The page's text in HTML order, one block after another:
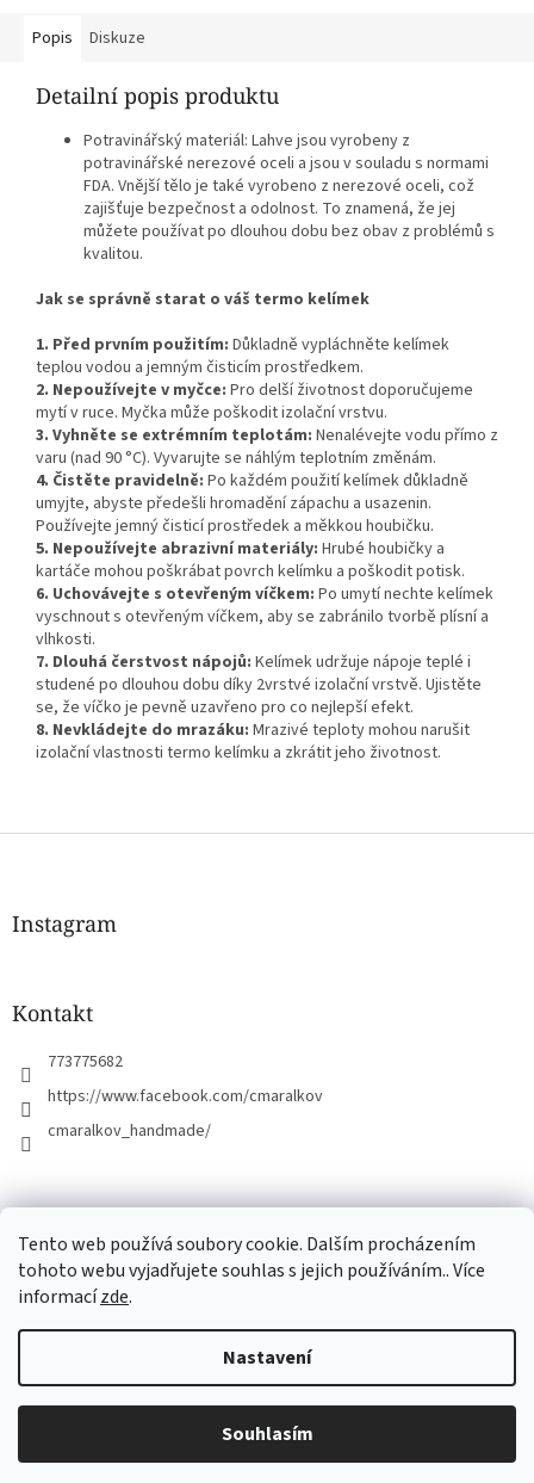
Tento web používá soubory cookie. Dalším procházením
tohoto webu vyjadřujete souhlas s jejich používáním.. Více
informacízde.
Nastavení
Souhlasím
Popis Diskuze
Detailní popis produktu
Potravinářský materiál: Lahve jsou vyrobeny z
potravinářské nerezové oceli a jsou v souladu s normami
FDA. Vnější tělo je také vyrobeno z nerezové oceli, což
zajišťuje bezpečnost a odolnost. To znamená, že jej
můžete používat po dlouhou dobu bez obav z problémů s
kvalitou.
Jak se správně starat o váš termo kelímek
1. Před prvním použitím: Důkladně vypláchněte kelímek
teplou vodou a jemným čisticím prostředkem.
2. Nepoužívejte v myčce: Pro delší životnost doporučujeme
mytí v ruce. Myčka může poškodit izolační vrstvu.
3. Vyhněte se extrémním teplotám: Nenalévejte vodu přímo z
varu (nad 90 °C). Vyvarujte se náhlým teplotním změnám.
4. Čistěte pravidelně: Po každém použití kelímek důkladně
umyjte, abyste předešli hromadění zápachu a usazenin.
Používejte jemný čisticí prostředek a měkkou houbičku.
5. Nepoužívejte abrazivní materiály: Hrubé houbičky a
kartáče mohou poškrábat povrch kelímku a poškodit potisk.
6. Uchovávejte s otevřeným víčkem: Po umytí nechte kelímek
vyschnout s otevřeným víčkem, aby se zabránilo tvorbě plísní a
vlhkosti.
7. Dlouhá čerstvost nápojů: Kelímek udržuje nápoje teplé i
studené po dlouhou dobu díky 2vrstvé izolační vrstvě. Ujistěte
se, že víčko je pevně uzavřeno pro co nejlepší efekt.
8. Nevkládejte do mrazáku: Mrazivé teploty mohou narušit
izolační vlastnosti termo kelímku a zkrátit jeho životnost.
Z
Instagram
Kontakt
773775682
https://www.facebook.com/cmaralkov
cmaralkov_handmade/
Copyright 2026Čmáralkov. Všechna práva vyhrazena.Upravit
nastavení cookies